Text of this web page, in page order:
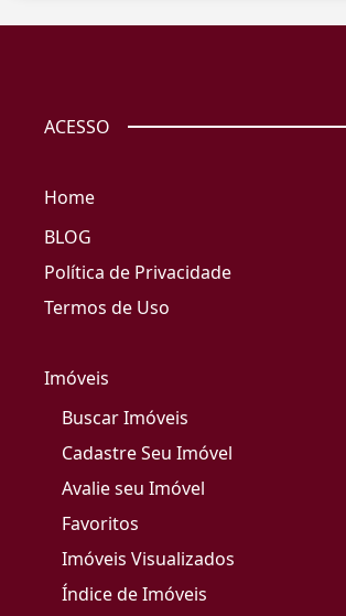
ACESSO
Home
BLOG
Política de Privacidade
Termos de Uso
Imóveis
Buscar Imóveis
Cadastre Seu Imóvel
Avalie seu Imóvel
Favoritos
Imóveis Visualizados
Índice de Imóveis